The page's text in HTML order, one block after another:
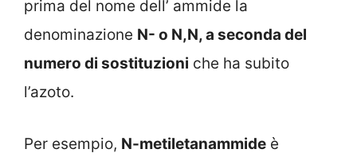
prima del nome dell’ ammide la
denominazione N- o N,N, a seconda del
numero di sostituzioni che ha subito
l’azoto.
Per esempio, N-metiletanammide è